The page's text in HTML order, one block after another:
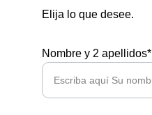
Elija lo que desee.
Nombre y 2 apellidos*